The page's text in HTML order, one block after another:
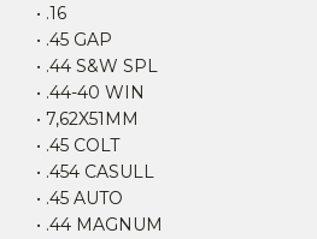
• .16
• .45 GAP
• .44 S&W SPL
• .44-40 WIN
• 7,62X51MM
• .45 COLT
• .454 CASULL
• .45 AUTO
• .44 MAGNUM